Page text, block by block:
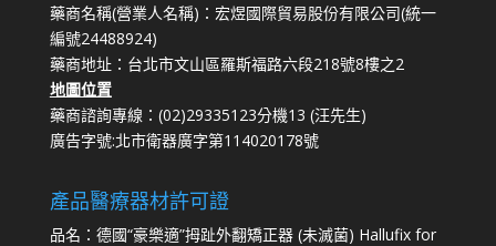
藥商名稱(營業人名稱)：宏煜國際貿易股份有限公司(統一
編號24488924)
藥商地址：台北市文山區羅斯福路六段218號8樓之2
地圖位置
藥商諮詢專線：(02)29335123分機13 (汪先生)
廣告字號:北市衛器廣字第114020178號
產品醫療器材許可證
品名：德國“豪樂適”拇趾外翻矯正器 (未滅菌) Hallufix for